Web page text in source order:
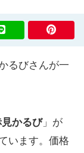
るびさんが一
かるび」が
います。価格